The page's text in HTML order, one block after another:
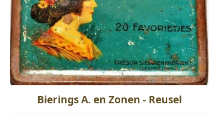
Bierings A. en Zonen - Reusel